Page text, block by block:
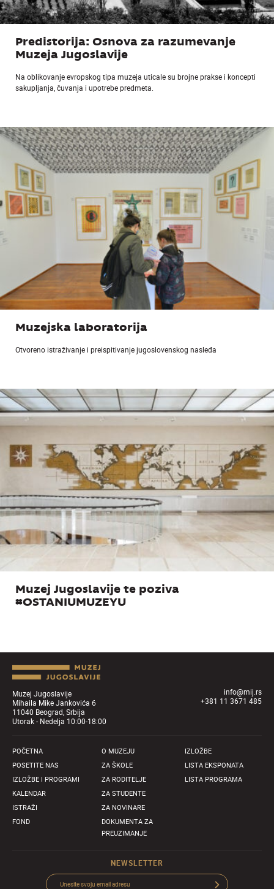
Predistorija: Osnova za razumevanje
Muzeja Jugoslavije
Na oblikovanje evropskog tipa muzeja uticale su brojne prakse i koncepti
sakupljanja, čuvanja i upotrebe predmeta.
Muzejska laboratorija
Otvoreno istraživanje i preispitivanje jugoslovenskog nasleđa
Muzej Jugoslavije te poziva
#OSTANIUMUZEYU
Muzej Jugoslavije
Mihaila Mike Jankovića 6
11040 Beograd, Srbija
Utorak - Nedelja 10:00-18:00
info@mij.rs
+381 11 3671 485
POČETNA
POSETITE NAS
IZLOŽBE I PROGRAMI
KALENDAR
ISTRAŽI
FOND
O MUZEJU
ZA ŠKOLE
ZA RODITELJE
ZA STUDENTE
ZA NOVINARE
DOKUMENTA ZA
PREUZIMANJE
IZLOŽBE
LISTA EKSPONATA
LISTA PROGRAMA
NEWSLETTER